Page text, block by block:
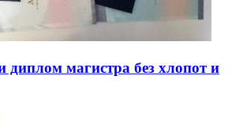
диплом магистра без хлопот и